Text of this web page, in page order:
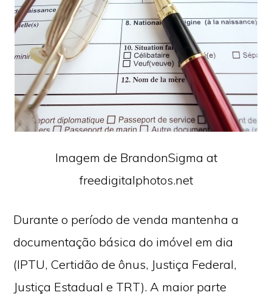
Imagem de BrandonSigma at
freedigitalphotos.net
Durante o período de venda mantenha a
documentação básica do imóvel em dia
(IPTU, Certidão de ônus, Justiça Federal,
Justiça Estadual e TRT). A maior parte